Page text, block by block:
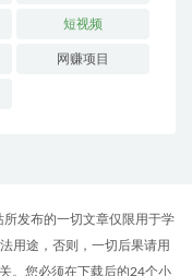
短视频
网赚项目
发布的一切文章仅限用于学
用途，否则，一切后果请用
。您必须在下载后的24个小